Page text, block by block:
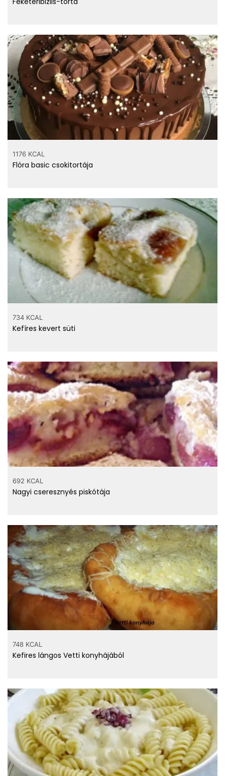
1176 KCAL
Flóra basic csokitortája
734 KCAL
Kefíres kevert süti
692 KCAL
Nagyi cseresznyés piskótája
748 KCAL
Kefires lángos Vetti konyhájából